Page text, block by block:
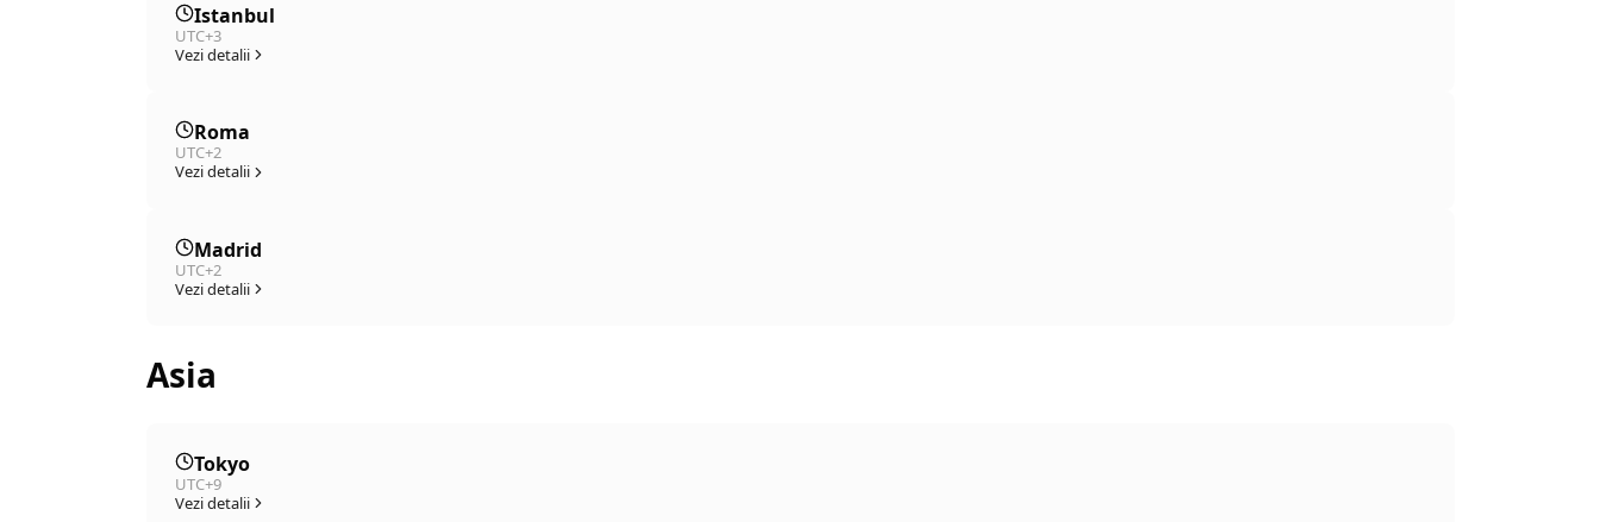
Istanbul
UTC+3
Vezi detalii
Roma
UTC+2
Vezi detalii
Madrid
UTC+2
Vezi detalii
Asia
Tokyo
UTC+9
Vezi detalii